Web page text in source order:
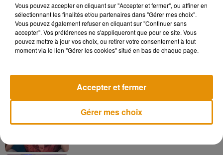
Angèle et Amélie Lens dévoilent leur
collaboration tant attendue
Pomme emprunte le décor de l’émission
« Loups Garous » pour son...
Vous pouvez accepter en cliquant sur "Accepter et fermer", ou affiner en
sélectionnant les finalités et/ou partenaires dans "Gérer mes choix".
Vous pouvez également refuser en cliquant sur "Continuer sans
accepter". Vos préférences ne s'appliqueront que pour ce site. Vous
pouvez mettre à jour vos choix, ou retirer votre consentement à tout
moment via le lien "Gérer les cookies" situé en bas de chaque page.
Gérer mes choix
Accepter et fermer